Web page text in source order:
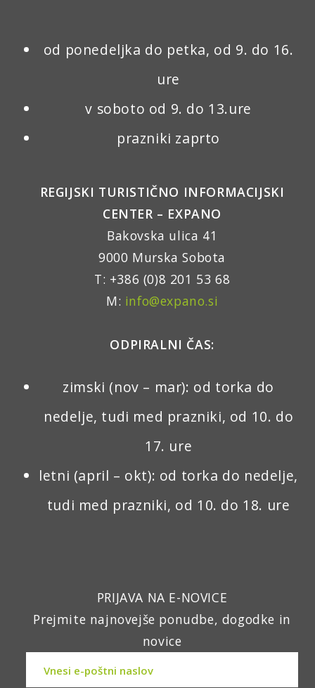
od ponedeljka do petka, od 9. do 16.
ure
v soboto od 9. do 13.ure
prazniki zaprto
REGIJSKI TURISTIČNO INFORMACIJSKI
CENTER – EXPANO
Bakovska ulica 41
9000 Murska Sobota
T: +386 (0)8 201 53 68
M: info@expano.si
ODPIRALNI ČAS:
zimski (nov – mar): od torka do
nedelje, tudi med prazniki, od 10. do
17. ure
letni (april – okt): od torka do nedelje,
tudi med prazniki, od 10. do 18. ure
PRIJAVA NA E-NOVICE
Prejmite najnovejše ponudbe, dogodke in
novice